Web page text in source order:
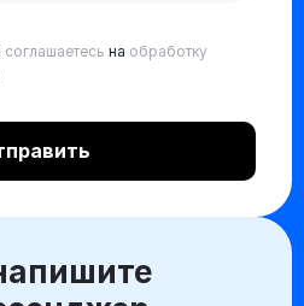
соглашаетесь на обработку